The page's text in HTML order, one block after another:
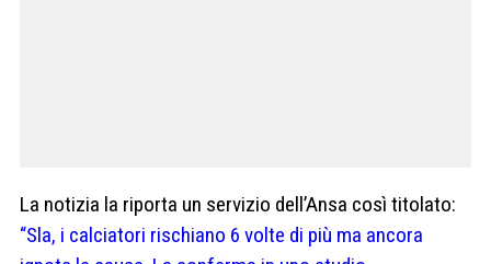
La notizia la riporta un servizio dell’Ansa così titolato:
“Sla, i calciatori rischiano 6 volte di più ma ancora